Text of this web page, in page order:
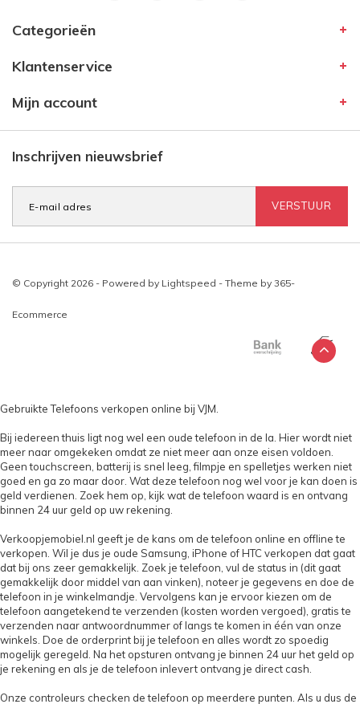
Categorieën
Klantenservice
Mijn account
Inschrijven nieuwsbrief
VERSTUUR
© Copyright 2026 - Powered by Lightspeed - Theme by 365-
Ecommerce
Gebruikte Telefoons verkopen online bij VJM.
Bij iedereen thuis ligt nog wel een oude telefoon in de la. Hier wordt niet
meer naar omgekeken omdat ze niet meer aan onze eisen voldoen.
Geen touchscreen, batterij is snel leeg, filmpje en spelletjes werken niet
goed en ga zo maar door. Wat deze telefoon nog wel voor je kan doen is
geld verdienen. Zoek hem op, kijk wat de telefoon waard is en ontvang
binnen 24 uur geld op uw rekening.
Verkoopjemobiel.nl geeft je de kans om de telefoon online en offline te
verkopen. Wil je dus je oude Samsung, iPhone of HTC verkopen dat gaat
dat bij ons zeer gemakkelijk. Zoek je telefoon, vul de status in (dit gaat
gemakkelijk door middel van aan vinken), noteer je gegevens en doe de
telefoon in je winkelmandje. Vervolgens kan je ervoor kiezen om de
telefoon aangetekend te verzenden (kosten worden vergoed), gratis te
verzenden naar antwoordnummer of langs te komen in één van onze
winkels. Doe de orderprint bij je telefoon en alles wordt zo spoedig
mogelijk geregeld. Na het opsturen ontvang je binnen 24 uur het geld op
je rekening en als je de telefoon inlevert ontvang je direct cash.
Onze controleurs checken de telefoon op meerdere punten. Als u dus de